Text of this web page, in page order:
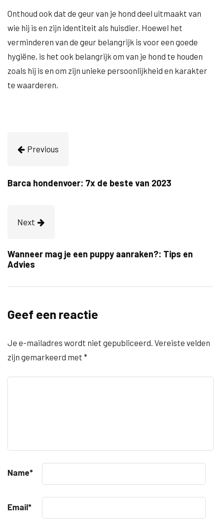
Onthoud ook dat de geur van je hond deel uitmaakt van
wie hij is en zijn identiteit als huisdier. Hoewel het
verminderen van de geur belangrijk is voor een goede
hygiëne, is het ook belangrijk om van je hond te houden
zoals hij is en om zijn unieke persoonlijkheid en karakter
te waarderen.
Previous
Barca hondenvoer: 7x de beste van 2023
Next
Wanneer mag je een puppy aanraken?: Tips en
Advies
Geef een reactie
Je e-mailadres wordt niet gepubliceerd. Vereiste velden
zijn gemarkeerd met *
Name*
Email*